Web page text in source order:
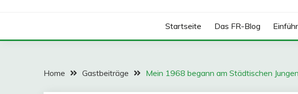
Startseite Das FR-Blog
Home Gastbeiträge Mein 1968 begann am Städtischen